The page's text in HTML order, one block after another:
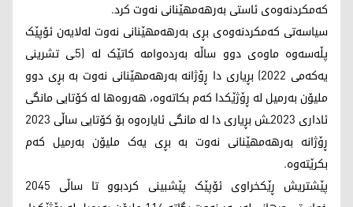
کەمکردنەوەی ئاستی بەرهەمهێنانی نەوت کرد.
سیاسەتی کەمکردنەوەی بڕی بەرهەمهێنانی نەوت لەلایەن ئۆپێک
پڵەسەوە ماوەی دوو ساڵە بەردەوامە کاتێک لە (5ـی تشرینی
یەکەمی 2022) بڕیاری دا ڕۆژانە بەرهەمهێنانی نەوت بە بڕی دوو
ملیۆن بەرمیل لە ڕۆژێکدا کەم بکاتەوە، هەروەها لە کۆتایی مانگی
ئاداری 2023ـش بڕیاری دا لە مانگی ئایارەوە بۆ کۆتایی ساڵی 2023
ڕۆژانە بەرهەمهێنانی نەوت بە بڕی یەک ملیۆن بەرمیل کەم
بکرێتەوە.
پێشتریش ڕێکخراوی ئۆپێک پێشبینی کردبوو تا ساڵی 2045